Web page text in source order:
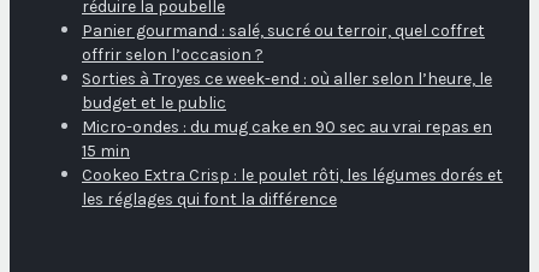
réduire la poubelle
Panier gourmand : salé, sucré ou terroir, quel coffret
offrir selon l’occasion ?
Sorties à Troyes ce week-end : où aller selon l’heure, le
budget et le public
Micro-ondes : du mug cake en 90 sec au vrai repas en
15 min
Cookeo Extra Crisp : le poulet rôti, les légumes dorés et
les réglages qui font la différence